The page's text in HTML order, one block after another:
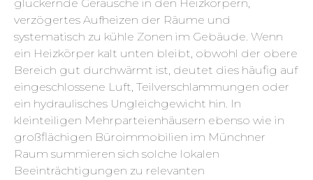
gluckernde Geräusche in den Heizkörpern,
verzögertes Aufheizen der Räume und
systematisch zu kühle Zonen im Gebäude. Wenn
ein Heizkörper kalt unten bleibt, obwohl der obere
Bereich gut durchwärmt ist, deutet dies häufig auf
eingeschlossene Luft, Teilverschlammungen oder
ein hydraulisches Ungleichgewicht hin. In
kleinteiligen Mehrparteienhäusern ebenso wie in
großflächigen Büroimmobilien im Münchner
Raum summieren sich solche lokalen
Beeinträchtigungen zu relevanten